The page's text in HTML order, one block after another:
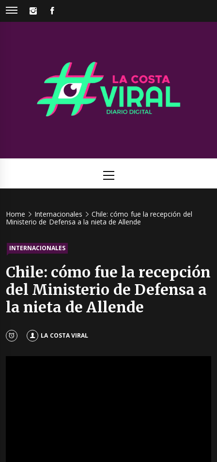
Skip
INSTAGRAM
Viral
Menu
Home Internacionales
Chile: cómo fue la recepción del
Ministerio de Defensa a la nieta de Allende
INTERNACIONALES
Chile: cómo fue la recepción
del Ministerio de Defensa a
la nieta de Allende
LA COSTA VIRAL